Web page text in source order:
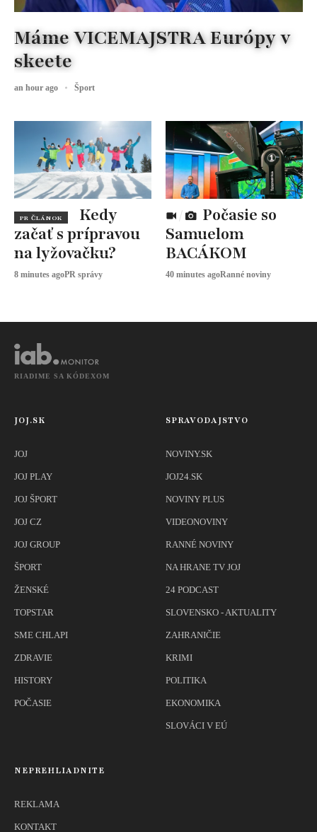
PR ČLÁNOK
začať s prípravou
na lyžovačku?
8 minutes agoPR správy
Samuelom
BACÁKOM
40 minutes agoRanné noviny
Máme VICEMAJSTRA Európy v
skeete
an hour ago Šport
RIADIME SA KÓDEXOM
JOJ.SK
JOJ
JOJ PLAY
JOJ ŠPORT
JOJ CZ
JOJ GROUP
ŠPORT
ŽENSKÉ
TOPSTAR
SME CHLAPI
ZDRAVIE
HISTORY
POČASIE
SPRAVODAJSTVO
NOVINY.SK
JOJ24.SK
NOVINY PLUS
VIDEONOVINY
RANNÉ NOVINY
NA HRANE TV JOJ
24 PODCAST
SLOVENSKO - AKTUALITY
ZAHRANIČIE
KRIMI
POLITIKA
EKONOMIKA
SLOVÁCI V EÚ
NEPREHLIADNITE
REKLAMA
KONTAKT